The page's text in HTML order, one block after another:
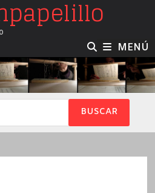
MENÚ